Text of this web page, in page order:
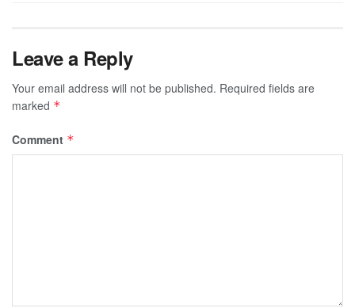
Leave a Reply
Your email address will not be published. Required fields are
marked *
Comment *